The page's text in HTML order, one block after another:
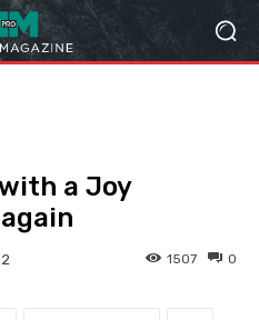
a Joy
0
1507